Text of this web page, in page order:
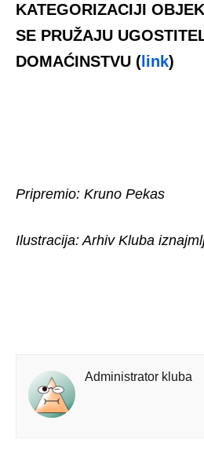
KATEGORIZACIJI
SE PRUŽAJU
DOMAĆINSTVU ( link)
Pripremio: Kruno Pekas
Ilustracija: Arhiv Kluba
Administrator kluba